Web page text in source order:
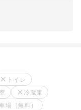
トイレ
冷蔵庫
場（無料）